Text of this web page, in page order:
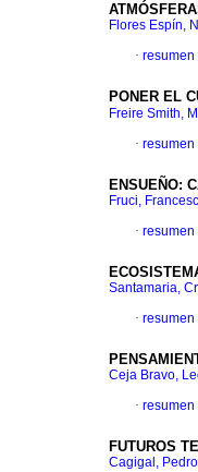
Flores Espín,
· resumen
PONER EL
Freire Smith,
· resumen
ENSUEÑO:
Fruci,
· resumen
Santamaria,
· resumen
Ceja Bravo,
· resumen
FUTUROS
Cagigal, Pedro